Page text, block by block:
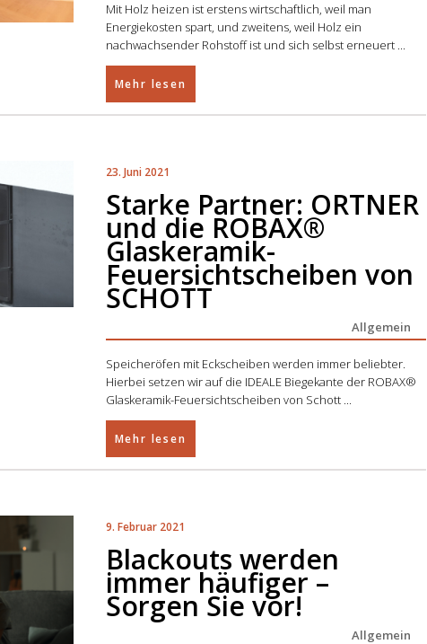
Mit Holz heizen ist erstens wirtschaftlich, weil man
Energiekosten spart, und zweitens, weil Holz ein
nachwachsender Rohstoff ist und sich selbst erneuert
Mehr lesen
23. Juni 2021
Starke Partner: ORTNER
und die ROBAX®
Glaskeramik-
Feuersichtscheiben von
SCHOTT
Allgemein
Speicheröfen mit Eckscheiben werden immer beliebter.
Hierbei setzen wir auf die IDEALE Biegekante der ROBAX®
Glaskeramik-Feuersichtscheiben von Schott
Mehr lesen
9. Februar 2021
Blackouts werden
immer häufiger –
Sorgen Sie vor!
Allgemein